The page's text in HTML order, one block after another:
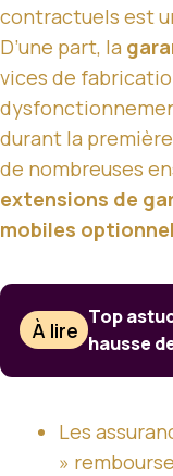
contractuels est
D’une part, la
vices de
durant la
de nombreuses
extensions de
mobiles
À lire
Top
hausse
Les
»